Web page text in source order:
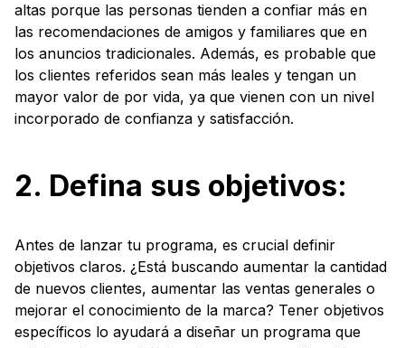
altas porque las personas tienden a confiar más en
las recomendaciones de amigos y familiares que en
los anuncios tradicionales. Además, es probable que
los clientes referidos sean más leales y tengan un
mayor valor de por vida, ya que vienen con un nivel
incorporado de confianza y satisfacción.
2. Defina sus objetivos:
Antes de lanzar tu programa, es crucial definir
objetivos claros. ¿Está buscando aumentar la cantidad
de nuevos clientes, aumentar las ventas generales o
mejorar el conocimiento de la marca? Tener objetivos
específicos lo ayudará a diseñar un programa que